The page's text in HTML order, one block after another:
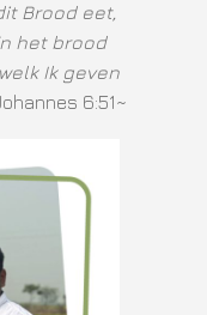
Brood eet,
het brood
Ik geven
6:51~